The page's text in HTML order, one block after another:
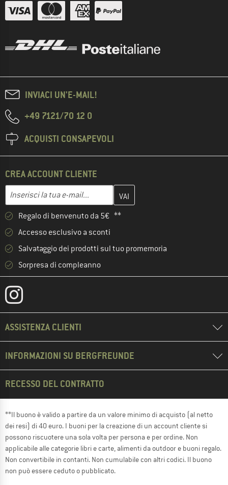
INVIACI UN'E-MAIL!
+49 7121/70 12 0
ACQUISTI CONSAPEVOLI
CREA ACCOUNT CLIENTE
Indirizzo e-mail
Inserisci qui il tuo indirizzo e-mail e crea il tuo account cliente
Regalo di benvenuto da 5€ **
Accesso esclusivo a sconti
Salvataggio dei prodotti sul tuo promemoria
Sorpresa di compleanno
ASSISTENZA CLIENTI
INFORMAZIONI SU BERGFREUNDE
RECESSO DEL CONTRATTO
**Il buono è valido a partire da un valore minimo di acquisto (al netto
dei resi) di 40 euro. I buoni per la creazione di un account cliente si
possono riscuotere una sola volta per persona e per ordine. Non
applicabile alle categorie libri e carte, alimenti da outdoor e buoni regalo.
Non convertibile in contanti. Non cumulabile con altri codici. Il buono
non può essere ceduto o pubblicato.